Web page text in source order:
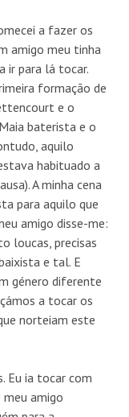
a fazer os
amigo meu tinha
ir para lá tocar.
formação de
e o
baterista e o
aquilo
habituado a
A minha cena
para aquilo que
amigo disse-me:
loucas, precisas
e tal. E
género diferente
a tocar os
norteiam este
Eu ia tocar com
amigo